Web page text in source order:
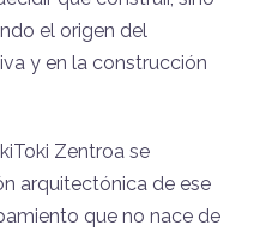
el origen del
y en la construcción
Zentroa se
arquitectónica de ese
que no nace de